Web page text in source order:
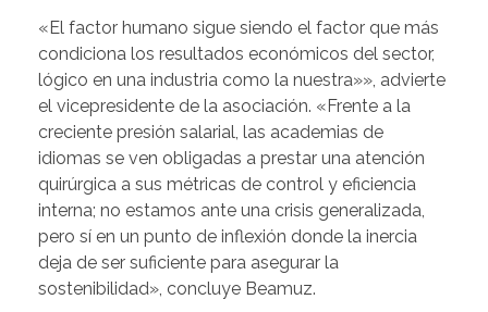
«El factor humano sigue siendo el factor que más
condiciona los resultados económicos del sector,
lógico en una industria como la nuestra»», advierte
el vicepresidente de la asociación. «Frente a la
creciente presión salarial, las academias de
idiomas se ven obligadas a prestar una atención
quirúrgica a sus métricas de control y eficiencia
interna; no estamos ante una crisis generalizada,
pero sí en un punto de inflexión donde la inercia
deja de ser suficiente para asegurar la
sostenibilidad», concluye Beamuz.